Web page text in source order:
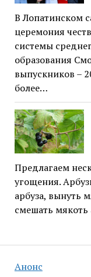
Анонс
В Лопатинском
церемония
системы
образования
выпускников –
более…
Предлагаем
угощения.
арбуза, вынуть
смешать мякоть